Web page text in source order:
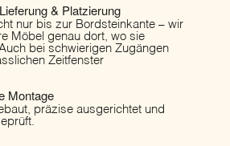
& Platzierung
nur bis zur Bordsteinkante – wir
Möbel genau dort, wo sie
bei schwierigen Zugängen
Zeitfenster
Montage
präzise ausgerichtet und